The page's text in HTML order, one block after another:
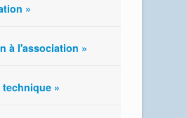
»
à l'association »
»